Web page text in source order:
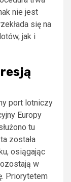
nie jest
się na
jak i
port lotniczy
Europy
tu
została
osiągając
w
Priorytetem